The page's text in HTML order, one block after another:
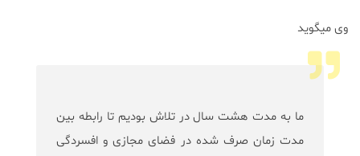
وی میگوید
ما به مدت هشت سال در تلاش بودیم تا رابطه بین
مدت زمان صرف شده در فضای مجازی و افسردگی